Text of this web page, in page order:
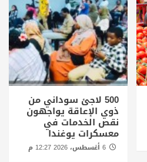
500 لاجئ سوداني من
ذوي الإعاقة يواجهون
نقص الخدمات في
معسكرات يوغندا
6 أغسطس، 2026 12:27 م